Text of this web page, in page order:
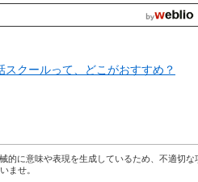
クールって、どこがおすすめ？
的に意味や表現を生成しているため、不適切な
ませ。